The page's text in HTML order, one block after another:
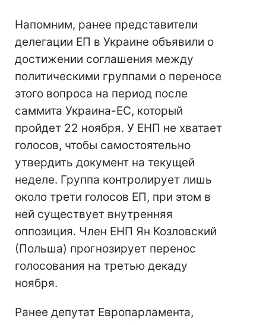
Напомним, ранее представители
делегации ЕП в Украине объявили о
достижении соглашения между
политическими группами о переносе
этого вопроса на период после
саммита Украина-ЕС, который
пройдет 22 ноября. У ЕНП не хватает
голосов, чтобы самостоятельно
утвердить документ на текущей
неделе. Группа контролирует лишь
около трети голосов ЕП, при этом в
ней существует внутренняя
оппозиция. Член ЕНП Ян Козловский
(Польша) прогнозирует перенос
голосования на третью декаду
ноября.
Ранее депутат Европарламента,